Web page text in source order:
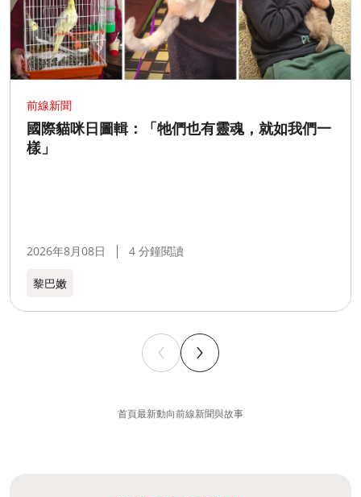
前線新聞
國際貓咪日圖輯：「牠們也有靈魂，就如我們一
樣」
2026年8月08日 4 分鐘閱讀
黎巴嫩​
首頁最新動向前線新聞與故事